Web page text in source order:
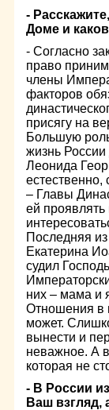
-
Доме и
- Согласно
право
члены
факторов
присягу на
Большую
жизнь
Леонида
– Главы
ей
Последняя
Екатерина
судил
них – мама и
Отношения в
может.
вынести и
неважное. А
которая не
- В России
Ваш взгляд,